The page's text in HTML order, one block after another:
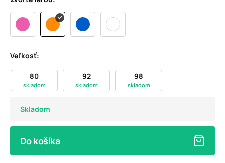
Veľkosť:
80
skladom
92
skladom
98
skladom
Skladom
Do košíka